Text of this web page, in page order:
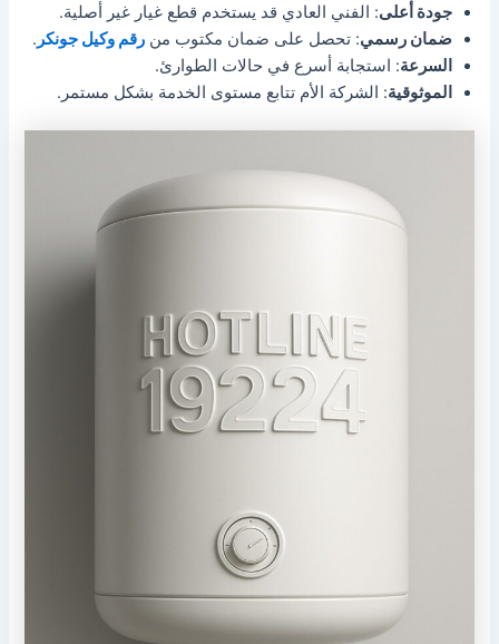
جودة أعلى: الفني العادي قد يستخدم قطع غيار غير أصلية.
ضمان رسمي: تحصل على ضمان مكتوب منرقم وكيل جونكر .
السرعة: استجابة أسرع في حالات الطوارئ.
الموثوقية: الشركة الأم تتابع مستوى الخدمة بشكل مستمر.